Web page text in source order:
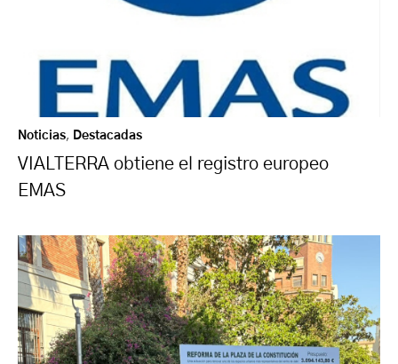
Noticias, Destacadas
VIALTERRA obtiene el registro europeo
EMAS